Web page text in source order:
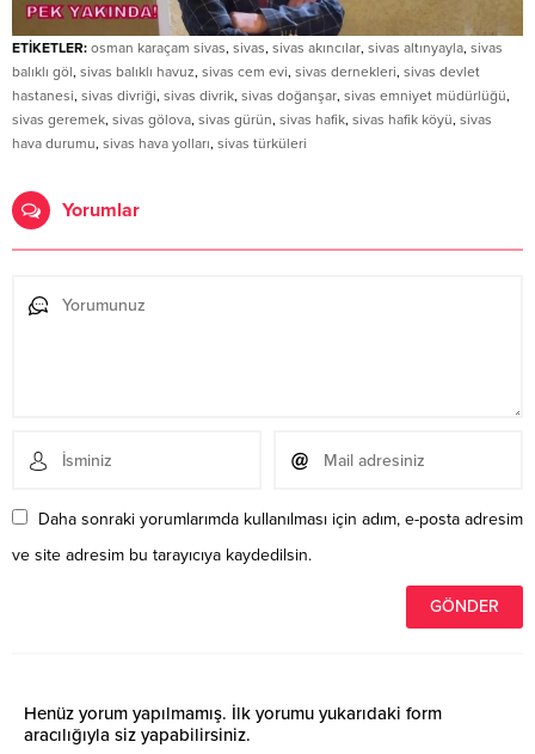
ETİKETLER: osman karaçam sivas, sivas, sivas akıncılar, sivas altınyayla, sivas
balıklı göl, sivas balıklı havuz, sivas cem evi, sivas dernekleri, sivas devlet
hastanesi, sivas divriği, sivas divrik, sivas doğanşar, sivas emniyet müdürlüğü,
sivas geremek, sivas gölova, sivas gürün, sivas hafik, sivas hafik köyü, sivas
hava durumu, sivas hava yolları, sivas türküleri
Yorumlar
Daha sonraki yorumlarımda kullanılması için adım, e-posta adresim
ve site adresim bu tarayıcıya kaydedilsin.
Henüz yorum yapılmamış. İlk yorumu yukarıdaki form
aracılığıyla siz yapabilirsiniz.